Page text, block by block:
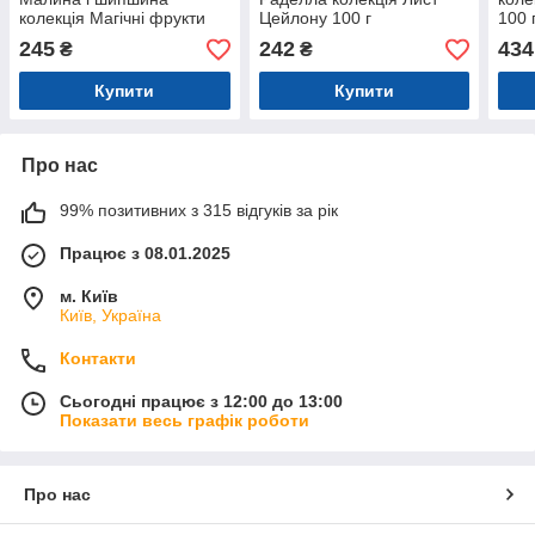
колекція Магічні фрукти
100 г
245 ₴
Купити
Цейлону 100 г
242₴
Купити
100
434
Про нас
99% позитивних з 315 відгуків за рік
Працює з 08.01.2025
м. Київ
Київ, Україна
Контакти
Сьогодні працює з 12:00 до 13:00
Показати весь графік роботи
Про нас